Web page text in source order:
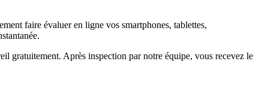
faire évaluer en ligne vos smartphones, tablettes,
gratuitement. Après inspection par notre équipe, vous recevez le